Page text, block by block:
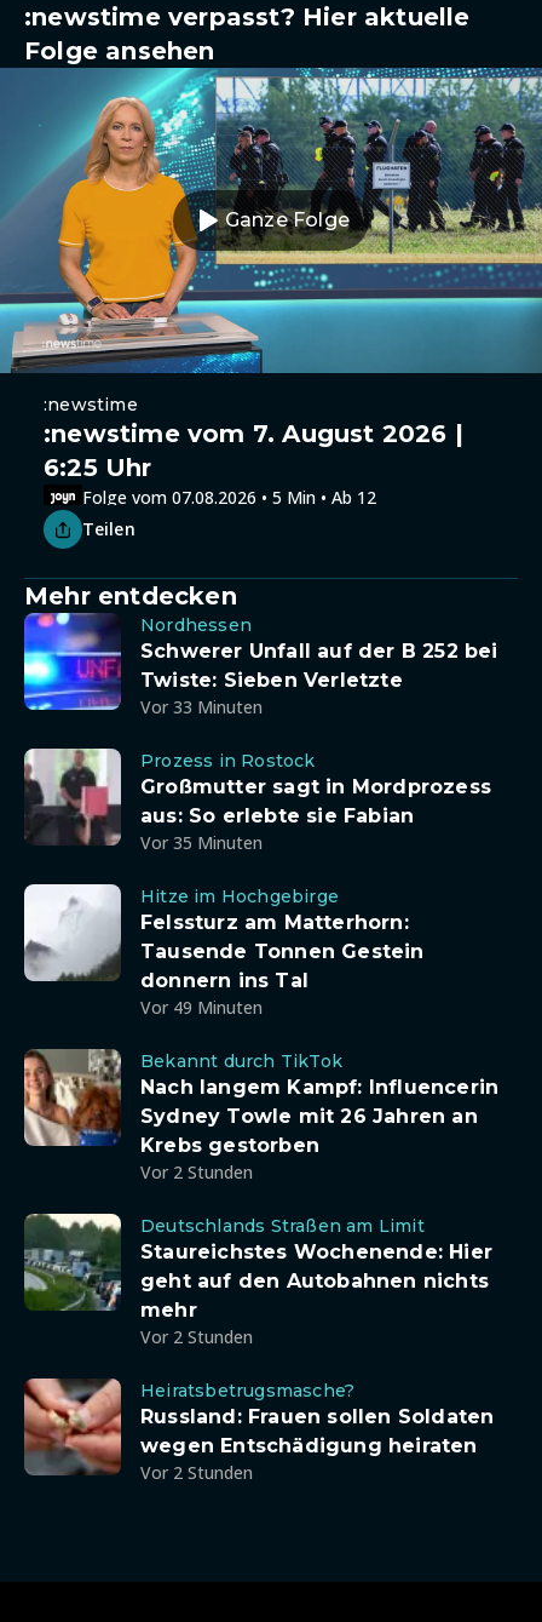
:newstime verpasst? Hier aktuelle
Folge ansehen
Ganze Folge
:newstime
:newstime vom 7. August 2026 |
6:25 Uhr
Folge vom 07.08.2026 • 5 Min • Ab 12
Teilen
Mehr entdecken
Nordhessen
Schwerer Unfall auf der B 252 bei
Twiste: Sieben Verletzte
Vor 33 Minuten
Prozess in Rostock
Großmutter sagt in Mordprozess
aus: So erlebte sie Fabian
Vor 35 Minuten
Hitze im Hochgebirge
Felssturz am Matterhorn:
Tausende Tonnen Gestein
donnern ins Tal
Vor 49 Minuten
Bekannt durch TikTok
Nach langem Kampf: Influencerin
Sydney Towle mit 26 Jahren an
Krebs gestorben
Vor 2 Stunden
Deutschlands Straßen am Limit
Staureichstes Wochenende: Hier
geht auf den Autobahnen nichts
mehr
Vor 2 Stunden
Heiratsbetrugsmasche?
Russland: Frauen sollen Soldaten
wegen Entschädigung heiraten
Vor 2 Stunden